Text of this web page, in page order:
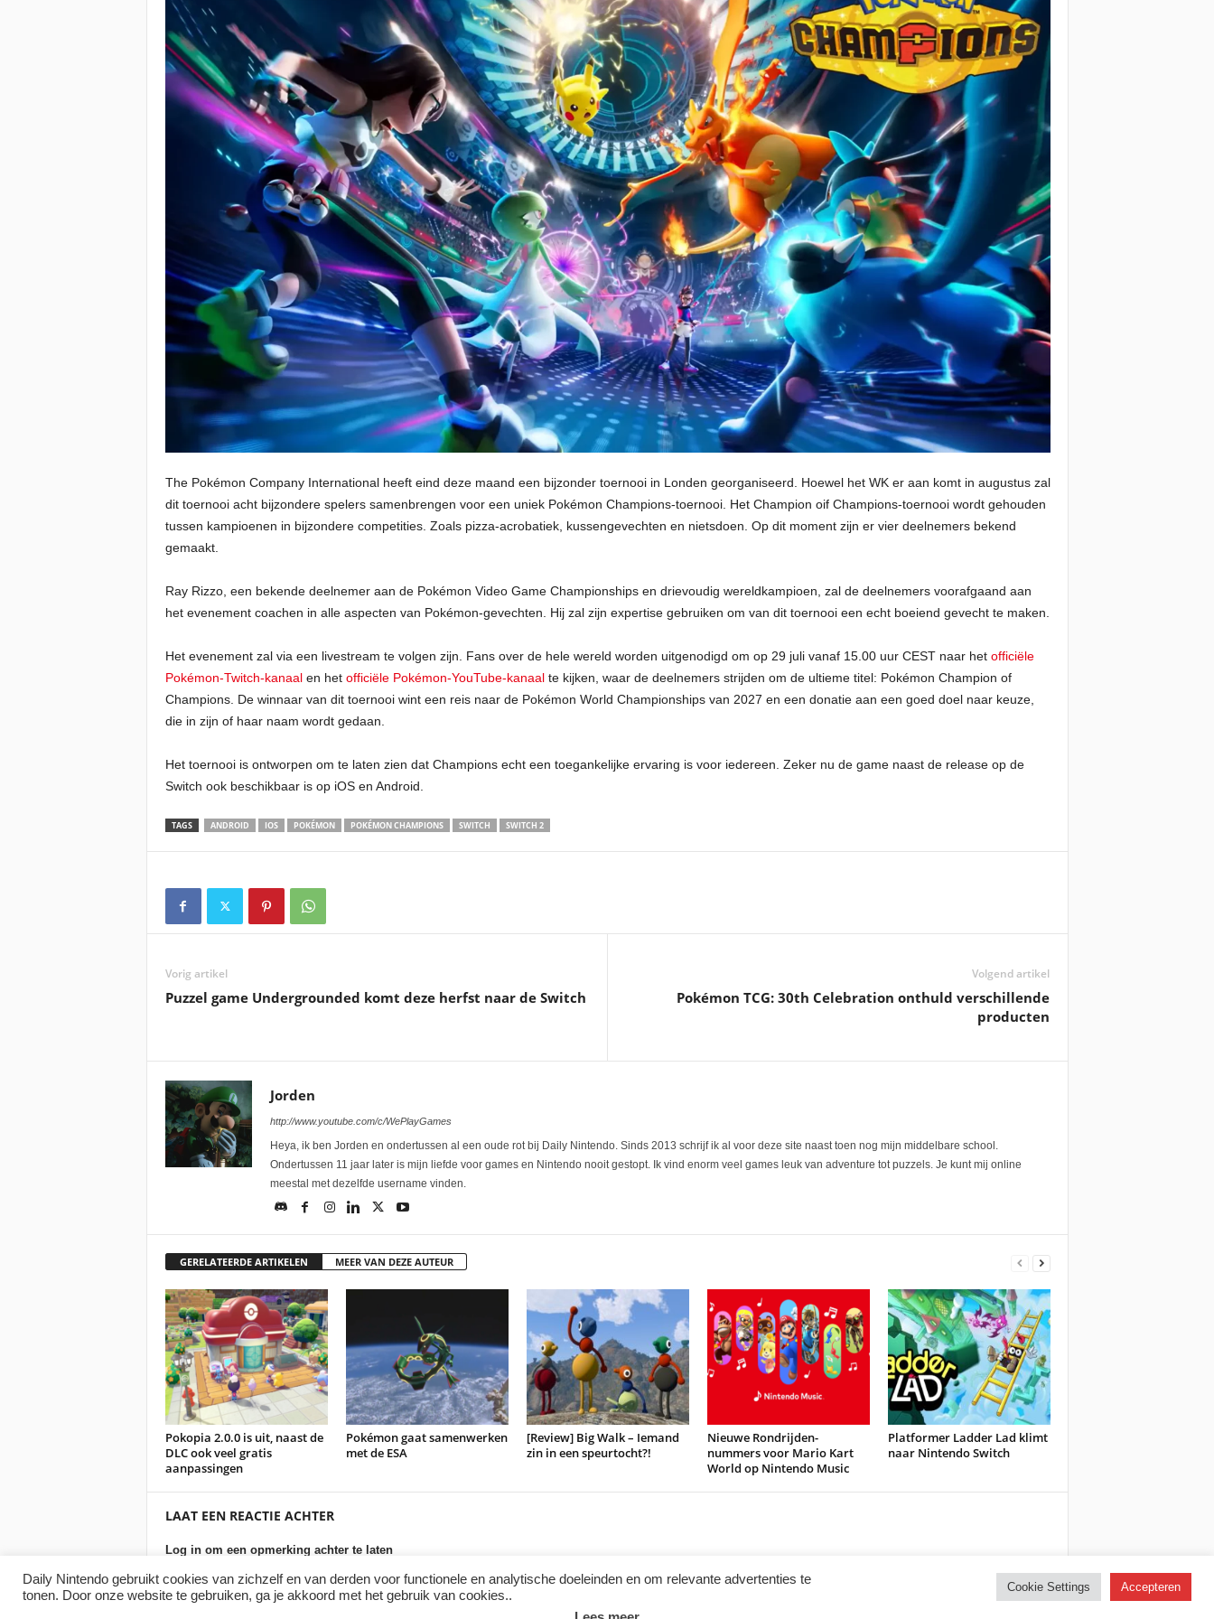
The Pokémon Company International heeft eind deze maand een bijzonder toernooi in Londen georganiseerd. Hoewel het WK er aan komt in augustus zal
dit toernooi acht bijzondere spelers samenbrengen voor een uniek Pokémon Champions-toernooi. Het Champion oif Champions-toernooi wordt gehouden
tussen kampioenen in bijzondere competities. Zoals pizza-acrobatiek, kussengevechten en nietsdoen. Op dit moment zijn er vier deelnemers bekend
gemaakt.
Ray Rizzo, een bekende deelnemer aan de Pokémon Video Game Championships en drievoudig wereldkampioen, zal de deelnemers voorafgaand aan
het evenement coachen in alle aspecten van Pokémon-gevechten. Hij zal zijn expertise gebruiken om van dit toernooi een echt boeiend gevecht te maken.
Het evenement zal via een livestream te volgen zijn. Fans over de hele wereld worden uitgenodigd om op 29 juli vanaf 15.00 uur CEST naar het officiële
Pokémon-Twitch-kanaalen het officiële Pokémon-YouTube-kanaalte kijken, waar de deelnemers strijden om de ultieme titel: Pokémon Champion of
Champions. De winnaar van dit toernooi wint een reis naar de Pokémon World Championships van 2027 en een donatie aan een goed doel naar keuze,
die in zijn of haar naam wordt gedaan.
Het toernooi is ontworpen om te laten zien dat Champions echt een toegankelijke ervaring is voor iedereen. Zeker nu de game naast de release op de
Switch ook beschikbaar is op iOS en Android.
TAGS ANDROID IOS POKÉMON POKÉMON CHAMPIONS SWITCH SWITCH 2
Vorig artikel
Puzzel game Undergrounded komt deze herfst naar de Switch
Volgend artikel
Pokémon TCG: 30th Celebration onthuld verschillende
producten
Jorden
http://www.youtube.com/c/WePlayGames
Heya, ik ben Jorden en ondertussen al een oude rot bij Daily Nintendo. Sinds 2013 schrijf ik al voor deze site naast toen nog mijn middelbare school.
Ondertussen 11 jaar later is mijn liefde voor games en Nintendo nooit gestopt. Ik vind enorm veel games leuk van adventure tot puzzels. Je kunt mij online
meestal met dezelfde username vinden.
GERELATEERDE ARTIKELEN MEER VAN DEZE AUTEUR
Pokopia 2.0.0 is uit, naast de
DLC ook veel gratis
aanpassingen
Pokémon gaat samenwerken
met de ESA
[Review] Big Walk – Iemand
zin in een speurtocht?!
Nieuwe Rondrijden-
nummers voor Mario Kart
World op Nintendo Music
Platformer Ladder Lad klimt
naar Nintendo Switch
LAAT EEN REACTIE ACHTER
Log in om een opmerking achter te laten
Daily Nintendo gebruikt cookies van zichzelf en van derden voor functionele en analytische doeleinden en om relevante advertenties te
tonen. Door onze website te gebruiken, ga je akkoord met het gebruik van cookies..
Cookie Settings Accepteren